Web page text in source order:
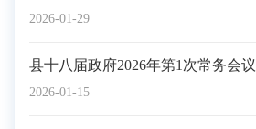
2026-01-29
2026-01-15
县十八届政府2026年第1次常务会议